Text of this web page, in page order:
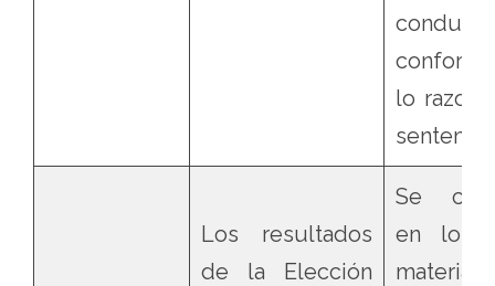
lo
Los resultados
de la Elección
Se
en lo